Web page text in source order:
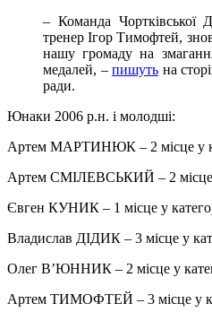
– Команда
тренер Ігор Тимофтей,
нашу громаду на
медалей, – пишуть на
ради.
Юнаки 2006 р.н. і молодші:
Артем МАРТИНЮК – 2 місце у
Артем СМІЛЕВСЬКИЙ – 2 місце у
Євген КУНИК – 1 місце у
Владислав ДІДИК – 3 місце у
Олег В’ЮННИК – 2 місце у
Артем ТИМОФТЕЙ – 3 місце у